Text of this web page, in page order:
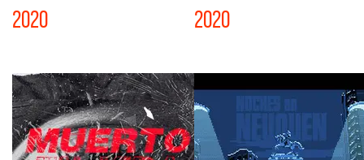
2020 2020